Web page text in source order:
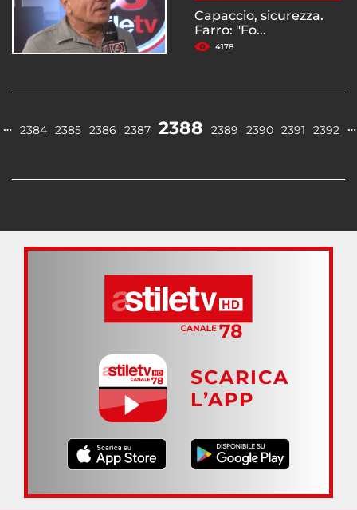
Capaccio, sicurezza.
Farro: "Fo...
4178
… 2384 2385 2386 2387 2388 2389 2390 2391 2392 …
SCARICA
L’APP